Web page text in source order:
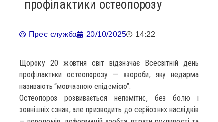
профілактики остеопорозу
Прес-служба 20/10/2025 14:22
Щороку 20 жовтня світ відзначає Всесвітній день
профілактики остеопорозу — хвороби, яку недарма
називають “мовчазною епідемією”.
Остеопороз розвивається непомітно, без болю і
зовнішніх ознак, але призводить до серйозних наслідків